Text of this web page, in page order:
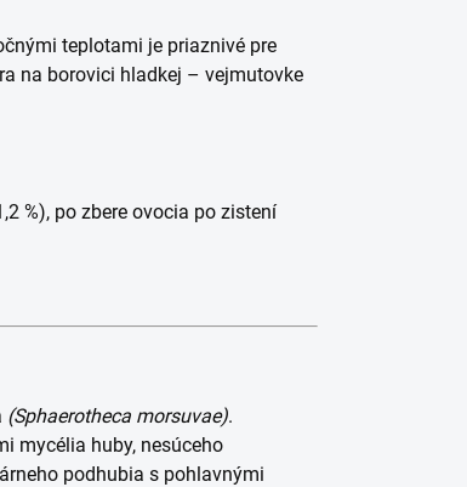
teplotami je priaznivé pre
na borovici hladkej – vejmutovke
%), po zbere ovocia po zistení
(Sphaerotheca morsuvae).
mycélia huby, nesúceho
podhubia s pohlavnými